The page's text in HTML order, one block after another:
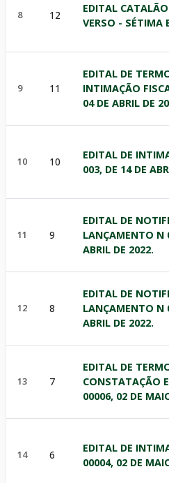
8 12
EDITAL
VERSO - SÉTIMA
9 11
EDITAL DE
INTIMAÇÃO
04 DE ABRIL DE
10 10
EDITAL DE
003, DE 14 DE
11 9
EDITAL DE
LANÇAMENTO N
ABRIL DE 2022.
12 8
EDITAL DE
LANÇAMENTO N
ABRIL DE 2022.
13 7
EDITAL DE
CONSTATAÇÃO
00006, 02 DE
14 6
EDITAL DE
00004, 02 DE